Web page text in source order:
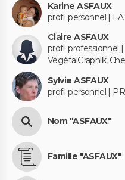
Karine ASFAUX
profil personnel |
Claire ASFAUX
profil professionnel
VégétalGraphik,
Sylvie ASFAUX
profil personnel |
Nom "ASFAUX"
Famille "ASFAUX"